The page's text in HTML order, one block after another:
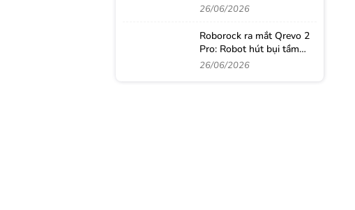
26/06/2026
Roborock ra mắt Qrevo 2
Pro: Robot hút bụi tầm
trung với loạt công nghệ
26/06/2026